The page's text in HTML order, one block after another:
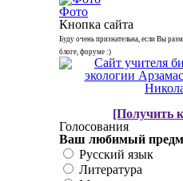
Фото
Кнопка сайта
Буду очень признательна, если Вы
блоге, форуме :)
[Получить
Голосования
Ваш любимый
Русский язык
Литература